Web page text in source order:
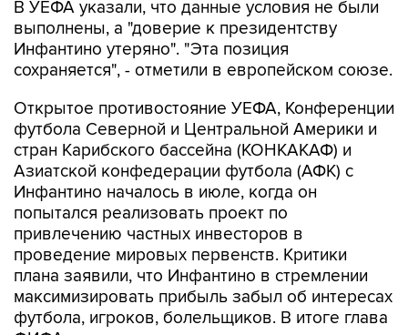
В УЕФА указали, что данные условия не были
выполнены, а "доверие к президентству
Инфантино утеряно". "Эта позиция
сохраняется", - отметили в европейском союзе.
Открытое противостояние УЕФА, Конференции
футбола Северной и Центральной Америки и
стран Карибского бассейна (КОНКАКАФ) и
Азиатской конфедерации футбола (АФК) с
Инфантино началось в июле, когда он
попытался реализовать проект по
привлечению частных инвесторов в
проведение мировых первенств. Критики
плана заявили, что Инфантино в стремлении
максимизировать прибыль забыл об интересах
футбола, игроков, болельщиков. В итоге глава